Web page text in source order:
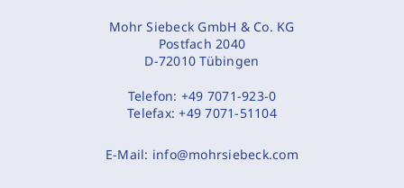
Mohr Siebeck GmbH & Co. KG
Postfach 2040
D-72010 Tübingen
Telefon: +49 7071-923-0
Telefax:+49 7071-51104
E-Mail: info@mohrsiebeck.com